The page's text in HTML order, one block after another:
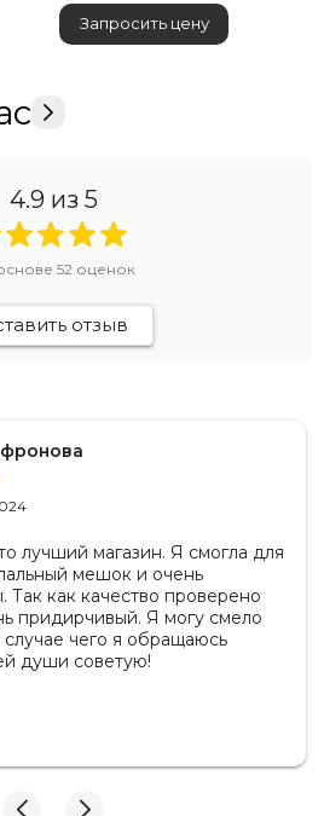
Запросить цену
4.9 из 5
52 оценок
отзыв
лучший магазин. Я смогла для
мешок и очень
Так как качество проверено
придирчивый. Я могу смело
чего я обращаюсь
души советую!